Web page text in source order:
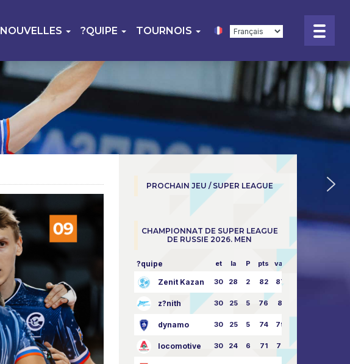
NOUVELLES ?QUIPE TOURNOIS
PROCHAIN JEU / SUPER LEAGUE
CHAMPIONNAT DE SUPER LEAGUE
DE RUSSIE 2026. MEN
?quipe et la P pts vapeur
Zenit Kazan 30 28 2 82 87:24
z?nith 30 25 5 76 81:21
dynamo 30 25 5 74 79:26
locomotive 30 24 6 71 77:33